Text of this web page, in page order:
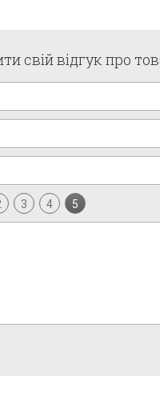
свій відгук про
3 4 5